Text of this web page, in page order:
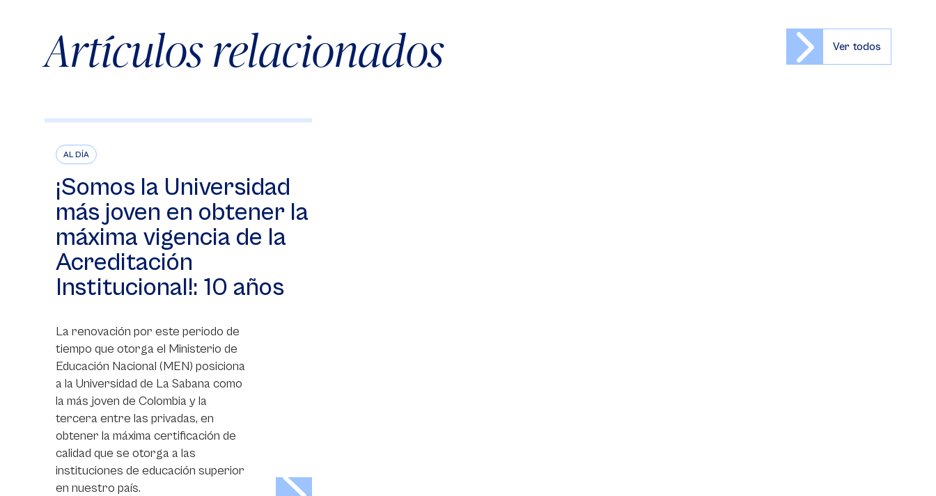
Artículos relacionados Ver todos
AL DÍA
¡Somos la Universidad
más joven en obtener la
máxima vigencia de la
Acreditación
Institucional!: 10 años
La renovación por este periodo de
tiempo que otorga el Ministerio de
Educación Nacional (MEN) posiciona
a la Universidad de La Sabana como
la más joven de Colombia y la
tercera entre las privadas, en
obtener la máxima certificación de
calidad que se otorga a las
instituciones de educación superior
en nuestro país.